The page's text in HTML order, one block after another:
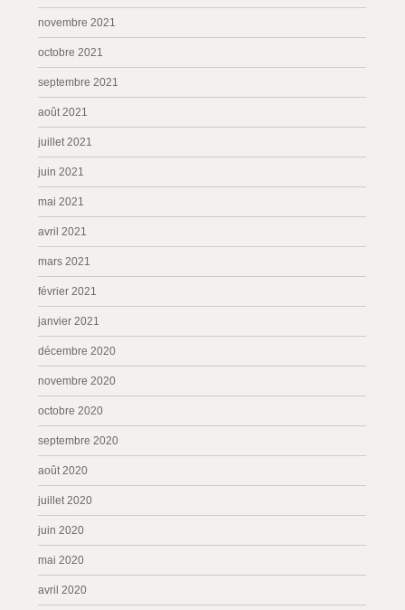
novembre 2021
octobre 2021
septembre 2021
août 2021
juillet 2021
juin 2021
mai 2021
avril 2021
mars 2021
février 2021
janvier 2021
décembre 2020
novembre 2020
octobre 2020
septembre 2020
août 2020
juillet 2020
juin 2020
mai 2020
avril 2020